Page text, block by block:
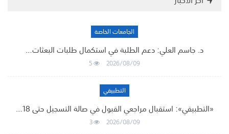
الجامعات الخاصة
د. جاسم العلي: دعم الطلبة في استكمال طلبات البعثات…
2026/08/09
5
التطبيقي
«التطبيقي»: استقبال مراجعي القبول في صالة التسجيل حتى 18…
2026/08/09
3